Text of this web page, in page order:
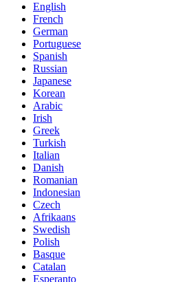
English
French
German
Portuguese
Spanish
Russian
Japanese
Korean
Arabic
Irish
Greek
Turkish
Italian
Danish
Romanian
Indonesian
Czech
Afrikaans
Swedish
Polish
Basque
Catalan
Esperanto